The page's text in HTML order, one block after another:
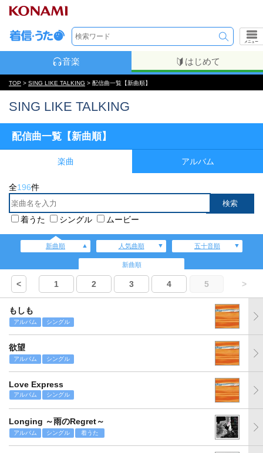
メニュー
音楽 はじめて
TOP > SING LIKE TALKING > 配信曲一覧【新曲順】
SING LIKE TALKING
配信曲一覧【新曲順】
楽曲 アルバム
全196件
着うた シングル ムービー
新曲順 人気曲順 五十音順
新曲順
< 1 2 3 4 5 >
もしも
アルバム シングル
欲望
アルバム シングル
Love Express
アルバム シングル
Longing ～雨のRegret～
アルバム シングル 着うた